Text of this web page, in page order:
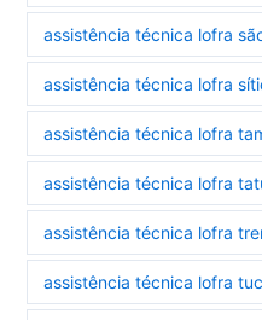
assistência técnica lofra
assistência técnica lofra
assistência técnica lofra
assistência técnica lofra
assistência técnica lofra
assistência técnica lofra